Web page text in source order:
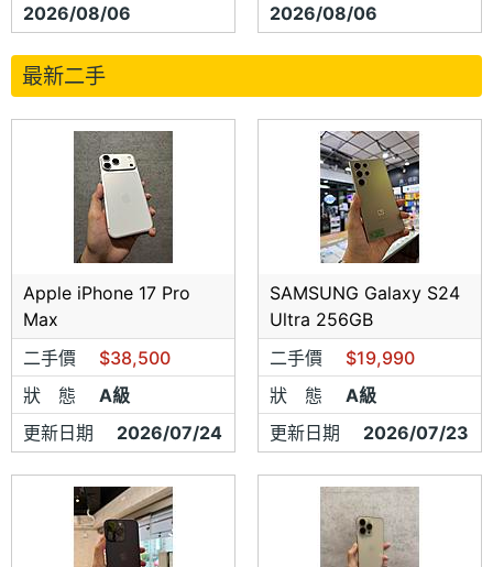
2026/08/06
2026/08/06
最新二手
Apple iPhone 17 Pro
Max
二手價
$38,500
狀 態
A級
更新日期
2026/07/24
SAMSUNG Galaxy S24
Ultra 256GB
二手價
$19,990
狀 態
A級
更新日期
2026/07/23